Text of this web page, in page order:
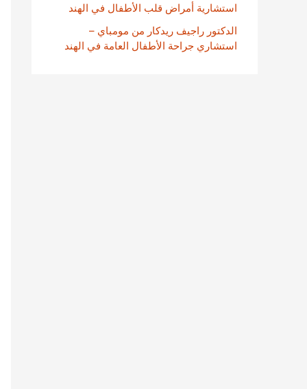
استشارية أمراض قلب الأطفال في الهند
الدكتور راجيف ريدكار من مومباي –
استشاري جراحة الأطفال العامة في الهند